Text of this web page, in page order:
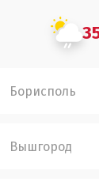
Борисполь
Вышгород